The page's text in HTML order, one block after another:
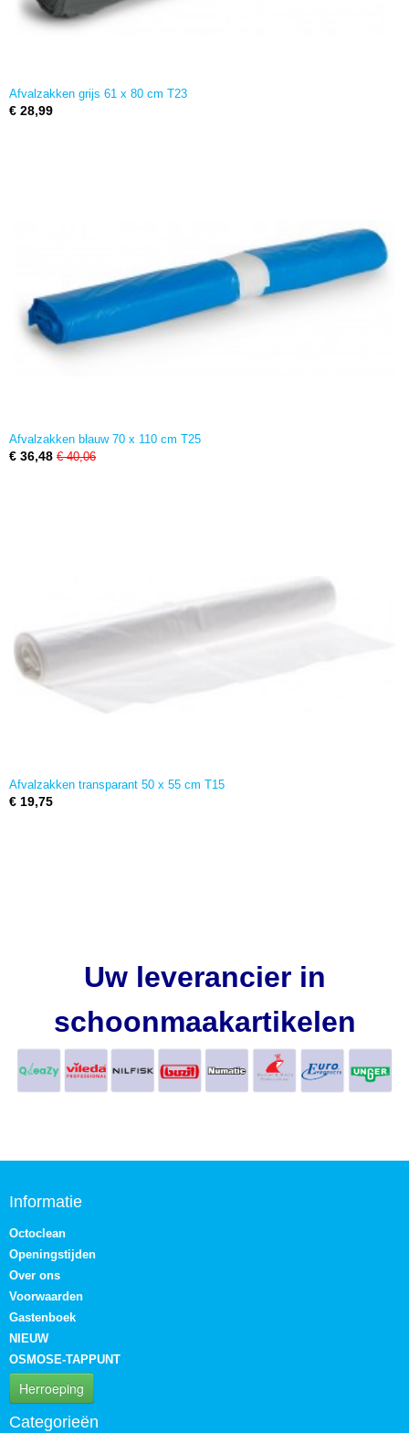
Afvalzakken grijs 61 x 80 cm T23
€ 28,99
Afvalzakken blauw 70 x 110 cm T25
€ 36,48 € 40,06
Afvalzakken transparant 50 x 55 cm T15
€ 19,75
Uw leverancier in
schoonmaakartikelen
Informatie
Octoclean
Openingstijden
Over ons
Voorwaarden
Gastenboek
NIEUW
OSMOSE-TAPPUNT
Herroeping
Categorieën